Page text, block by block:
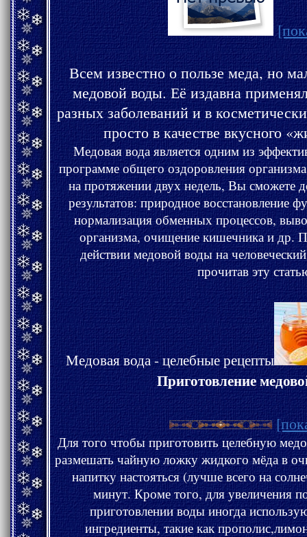
Всем известно о пользе меда, но
медовой воды. Её издавна применяли для избавления от
разных заболеваний и в косметических целях. Использовали
Медовая вода является одним из эффективнейших компонентов в
программе общего оздоровления организма! Регулярно употребляя
на протяжении двух недель, Вы сможете добиться
результатов: природное восстановление
нормализация обменных процессов,
организма, очищение кишечника и др.
действии медовой воды на человеческий организм Вы узнаете,
прочитав эту
Медовая вода - целебные рецепты
Приготовление
Для того чтобы приготовить целебную медовую воду Вам необходимо
размешать чайную ложку жидкого мёда в очищенной воде и дать этому
напитку настояться (лучше всего на солнечных лучах)
минут. Кроме того, для увеличения
приготовлении воды иногда
ингредиенты, такие как